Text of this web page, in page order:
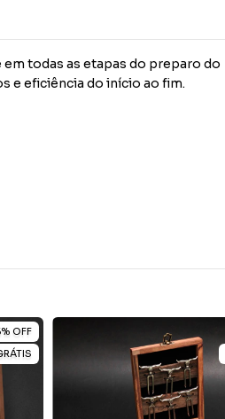
todas as etapas do preparo do
e eficiência do início ao fim.
% OFF